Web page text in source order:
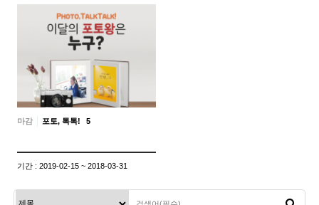
마감 포토, 톡톡! 5
기간 : 2019-02-15 ~ 2018-03-31